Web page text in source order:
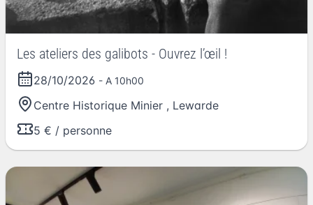
Les ateliers des galibots - Ouvrez l’œil !
28/10/2026 - A 10h00
Centre Historique Minier , Lewarde
5 € / personne